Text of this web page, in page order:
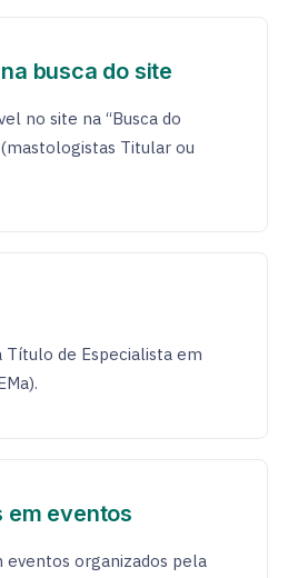
busca do site
no site na “Busca do
Titular ou
Título de Especialista em
em eventos
eventos organizados pela